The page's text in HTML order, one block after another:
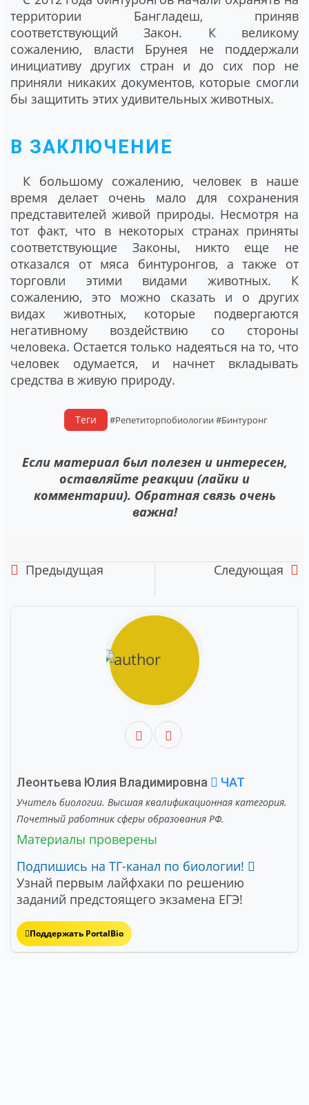
территории Бангладеш, приняв
соответствующий Закон. К великому
сожалению, власти Брунея не поддержали
инициативу других стран и до сих пор не
приняли никаких документов, которые смогли
бы защитить этих удивительных животных.
В ЗАКЛЮЧЕНИЕ
К большому сожалению, человек в наше
время делает очень мало для сохранения
представителей живой природы. Несмотря на
тот факт, что в некоторых странах приняты
соответствующие Законы, никто еще не
отказался от мяса бинтуронгов, а также от
торговли этими видами животных. К
сожалению, это можно сказать и о других
видах животных, которые подвергаются
негативному воздействию со стороны
человека. Остается только надеяться на то, что
человек одумается, и начнет вкладывать
средства в живую природу.
Теги #Репетиторпобиологии#Бинтуронг
Если материал был полезен и интересен,
оставляйте реакции (лайки и
комментарии). Обратная связь очень
важна!
Предыдущая Следующая
Леонтьева Юлия Владимировна ЧАТ
Учитель биологии. Высшая квалификационная категория.
Почетный работник сферы образования РФ.
Материалы проверены
Подпишись на ТГ-канал по биологии!
Узнай первым лайфхаки по решению
заданий предстоящего экзамена ЕГЭ!
Поддержать PortalBio